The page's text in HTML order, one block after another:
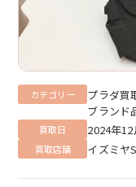
カテゴリー
プラダ買
ブランド
買取日 2024年
買取店舗 イズミヤ